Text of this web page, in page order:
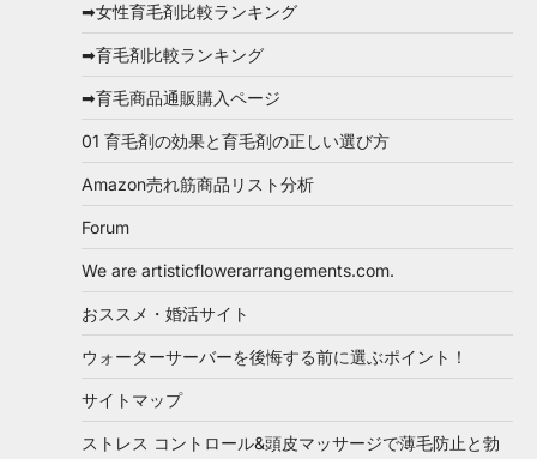
➡女性育毛剤比較ランキング
➡育毛剤比較ランキング
➡育毛商品通販購入ページ
01 育毛剤の効果と育毛剤の正しい選び方
Amazon売れ筋商品リスト分析
Forum
We are artisticflowerarrangements.com.
おススメ・婚活サイト
ウォーターサーバーを後悔する前に選ぶポイント！
サイトマップ
ストレス コントロール&頭皮マッサージで薄毛防止と勃